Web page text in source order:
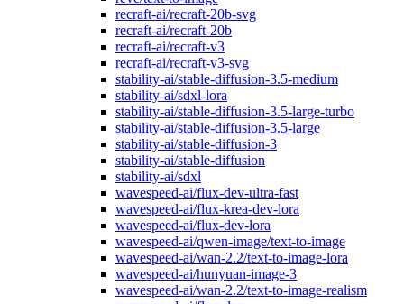
recraft-ai/recraft-20b-svg
recraft-ai/recraft-20b
recraft-ai/recraft-v3
recraft-ai/recraft-v3-svg
stability-ai/stable-diffusion-3.5-medium
stability-ai/sdxl-lora
stability-ai/stable-diffusion-3.5-large-turbo
stability-ai/stable-diffusion-3.5-large
stability-ai/stable-diffusion-3
stability-ai/stable-diffusion
stability-ai/sdxl
wavespeed-ai/flux-dev-ultra-fast
wavespeed-ai/flux-krea-dev-lora
wavespeed-ai/flux-dev-lora
wavespeed-ai/qwen-image/text-to-image
wavespeed-ai/wan-2.2/text-to-image-lora
wavespeed-ai/hunyuan-image-3
wavespeed-ai/wan-2.2/text-to-image-realism